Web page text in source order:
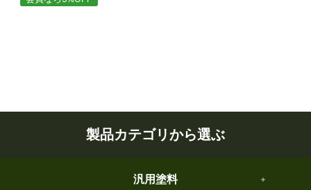
製品カテゴリから選ぶ
汎用塗料